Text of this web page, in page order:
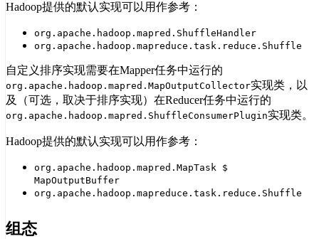
Hadoop提供的默认实现可以用作参考：
org.apache.hadoop.mapred.ShuffleHandler
org.apache.hadoop.mapreduce.task.reduce.Shuffle
自定义排序实现需要在Mapper任务中运行的
org.apache.hadoop.mapred.MapOutputCollector实现类，以
及（可选，取决于排序实现）在Reducer任务中运行的
org.apache.hadoop.mapred.ShuffleConsumerPlugin实现类。
Hadoop提供的默认实现可以用作参考：
org.apache.hadoop.mapred.MapTask $
MapOutputBuffer
org.apache.hadoop.mapreduce.task.reduce.Shuffle
组态